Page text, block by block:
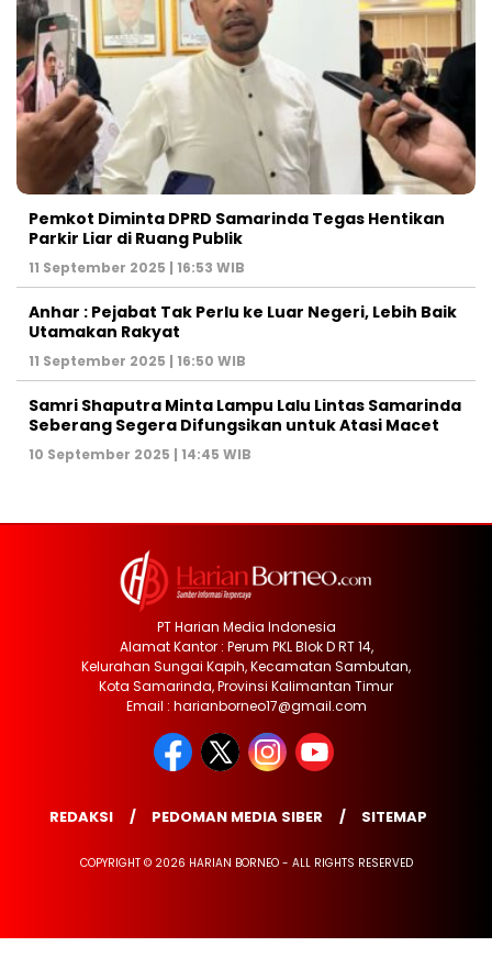
Pemkot Diminta DPRD Samarinda Tegas Hentikan
Parkir Liar di Ruang Publik
11 September 2025 | 16:53 WIB
Anhar : Pejabat Tak Perlu ke Luar Negeri, Lebih Baik
Utamakan Rakyat
11 September 2025 | 16:50 WIB
Samri Shaputra Minta Lampu Lalu Lintas Samarinda
Seberang Segera Difungsikan untuk Atasi Macet
10 September 2025 | 14:45 WIB
PT Harian Media Indonesia
Alamat Kantor : Perum PKL Blok D RT 14,
Kelurahan Sungai Kapih, Kecamatan Sambutan,
Kota Samarinda, Provinsi Kalimantan Timur
Email : harianborneo17@gmail.com
REDAKSI PEDOMAN MEDIA SIBER SITEMAP
COPYRIGHT © 2026 HARIAN BORNEO - ALL RIGHTS RESERVED